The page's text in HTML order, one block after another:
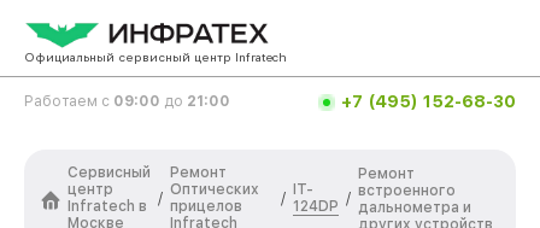
Официальный сервисный центр Infratech
Работаем с 09:00 до 21:00 +7 (495) 152-68-30
Сервисный
центр
Infratech в
Москве
/
Ремонт
Оптических
прицелов
Infratech
/
IT-
124DP /
Ремонт
встроенного
дальнометра и
других устройств